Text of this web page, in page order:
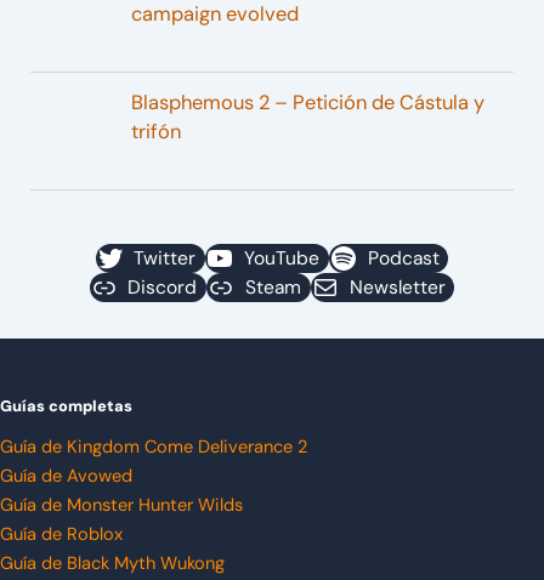
campaign evolved
Blasphemous 2 – Petición de Cástula y
trifón
Twitter YouTube
Podcast
Discord
Steam Newsletter
Guías completas
Guía de Kingdom Come Deliverance 2
Guía de Avowed
Guía de Monster Hunter Wilds
Guía de Roblox
Guía de Black Myth Wukong